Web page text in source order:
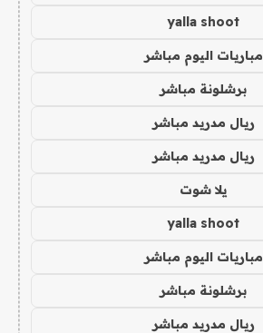
yalla shoot
مباريات اليوم مباشر
برشلونة مباشر
ريال مدريد مباشر
ريال مدريد مباشر
يلا شوت
yalla shoot
مباريات اليوم مباشر
برشلونة مباشر
ريال مدريد مباشر